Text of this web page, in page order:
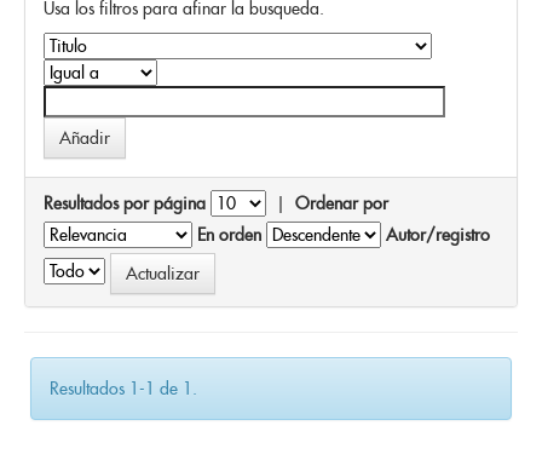
Usa los filtros para afinar la busqueda.
Resultados por página | Ordenar por
En orden
Autor/registro
Resultados 1-1 de 1.